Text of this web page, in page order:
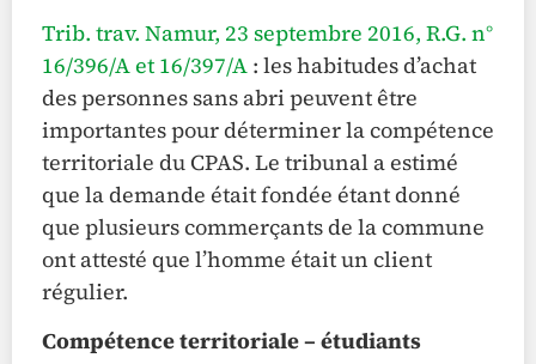
Trib. trav. Namur, 23 septembre 2016, R.G. n°
16/396/A et 16/397/A : les habitudes d’achat
des personnes sans abri peuvent être
importantes pour déterminer la compétence
territoriale du CPAS. Le tribunal a estimé
que la demande était fondée étant donné
que plusieurs commerçants de la commune
ont attesté que l’homme était un client
régulier.
Compétence territoriale – étudiants